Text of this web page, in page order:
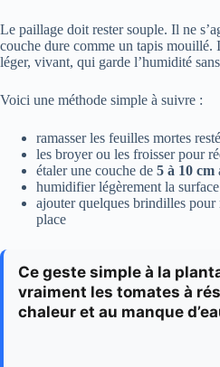
Le paillage doit rester souple. Il ne
couche dure comme un tapis
léger, vivant, qui garde l’humidité
Voici une méthode simple à suivre :
ramasser les feuilles mortes
les broyer ou les froisser pour
étaler une couche de 5 à 10 cm
humidifier légèrement la surface
ajouter quelques brindilles pour
place
Ce geste simple à la
vraiment les tomates à
chaleur et au manque